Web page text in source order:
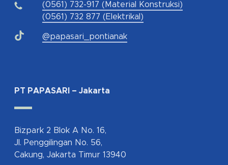
(0561) 732-917 (Material Konstruksi)
(0561) 732 877 (Elektrikal)
@papasari_pontianak
PT PAPASARI – Jakarta
Bizpark 2 Blok A No. 16,
Jl. Penggilingan No. 56,
Cakung, Jakarta Timur 13940